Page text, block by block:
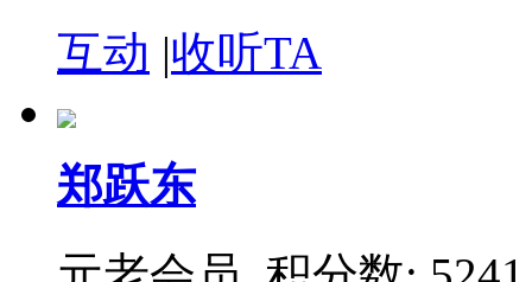
互动 |收听TA
郑跃东